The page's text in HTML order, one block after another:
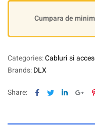
Cumpara de
Categories:Cabluri si
Brands:DLX
Share: Facebook
TwitterLinkedin